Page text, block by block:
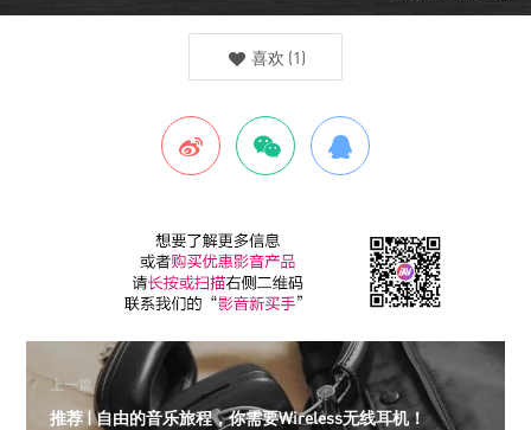
喜欢 (1)
上一篇
推荐 | 自由的音乐旅程，你需要Wireless无线耳机！